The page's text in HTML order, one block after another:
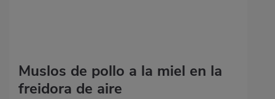
Muslos de pollo a la miel en la
freidora de aire